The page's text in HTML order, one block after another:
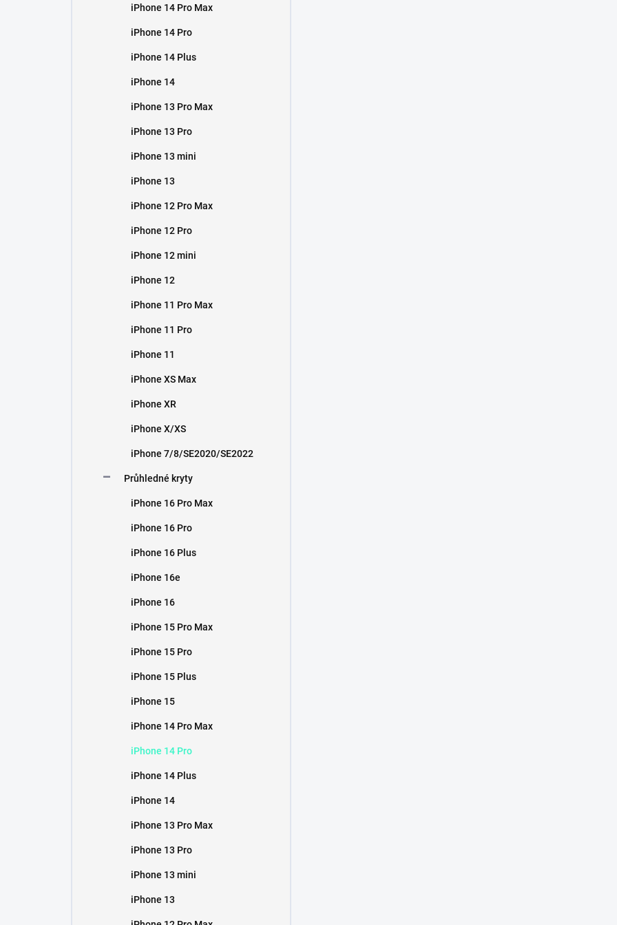
iPhone 14 Pro Max
iPhone 14 Pro
iPhone 14 Plus
iPhone 14
iPhone 13 Pro Max
iPhone 13 Pro
iPhone 13 mini
iPhone 13
iPhone 12 Pro Max
iPhone 12 Pro
iPhone 12 mini
iPhone 12
iPhone 11 Pro Max
iPhone 11 Pro
iPhone 11
iPhone XS Max
iPhone XR
iPhone X/XS
iPhone 7/8/SE2020/SE2022
Průhledné kryty
iPhone 16 Pro Max
iPhone 16 Pro
iPhone 16 Plus
iPhone 16e
iPhone 16
iPhone 15 Pro Max
iPhone 15 Pro
iPhone 15 Plus
iPhone 15
iPhone 14 Pro Max
iPhone 14 Pro
iPhone 14 Plus
iPhone 14
iPhone 13 Pro Max
iPhone 13 Pro
iPhone 13 mini
iPhone 13